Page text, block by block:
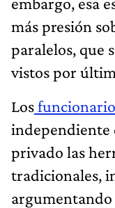
más presión
paralelos, que
vistos por
Los
independiente
privado las
tradicionales,